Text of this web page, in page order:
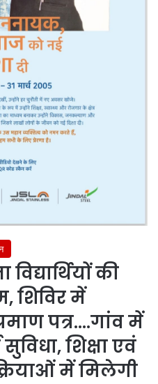
की
शिविर में
पत्र….गांव में
शिक्षा एवं
में मिलेगी